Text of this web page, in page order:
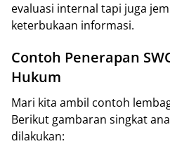
evaluasi internal tapi juga
keterbukaan informasi.
Contoh Penerapan
Hukum
Mari kita ambil contoh
Berikut gambaran singkat
dilakukan: